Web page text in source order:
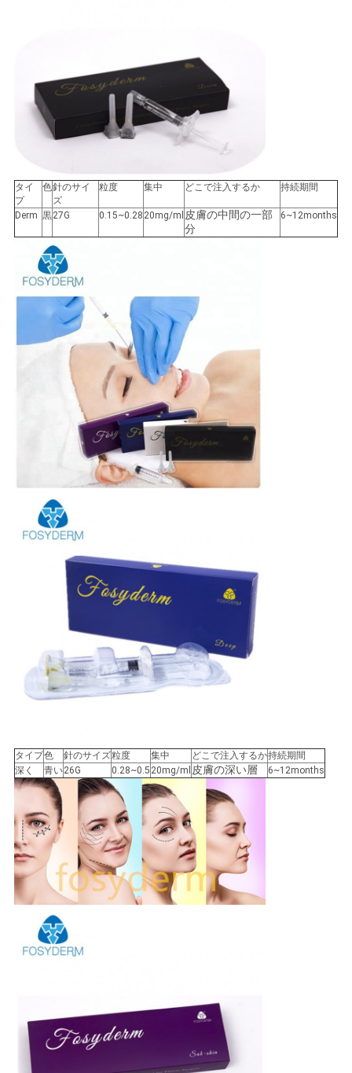
タイ
プ
色針のサイ
ズ
粒度 集中 どこで注入するか 持続期間
Derm 黒27G 0.15~0.28 20mg/ml 皮膚の中間の一部
分
6~12months
タイプ色 針のサイズ粒度 集中 どこで注入するか持続期間
深く
青い26G 0.28~0.5 20mg/ml 皮膚の深い層 6~12months